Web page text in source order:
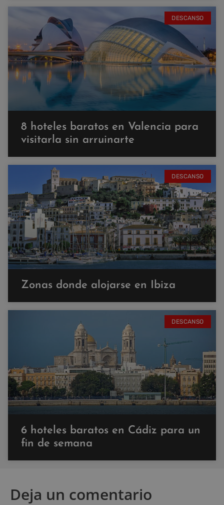
DESCANSO
8 hoteles baratos en Valencia para
visitarla sin arruinarte
DESCANSO
Zonas donde alojarse en Ibiza
DESCANSO
6 hoteles baratos en Cádiz para un
fin de semana
Deja un comentario